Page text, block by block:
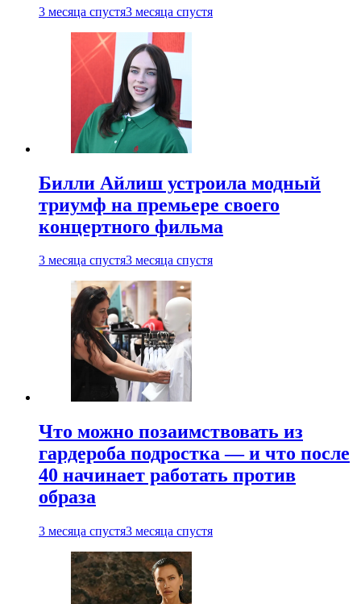
3 месяца спустя3 месяца спустя
Билли Айлиш устроила модный
триумф на премьере своего
концертного фильма
3 месяца спустя3 месяца спустя
Что можно позаимствовать из
гардероба подростка — и что после
40 начинает работать против
образа
3 месяца спустя3 месяца спустя